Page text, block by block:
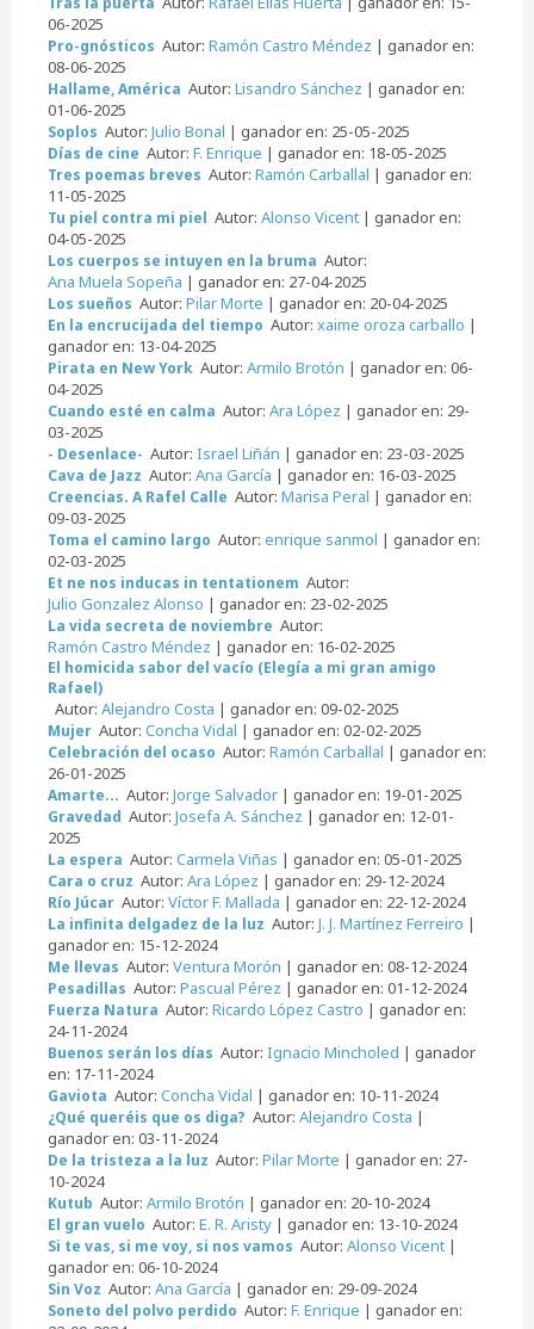
06-2025
Pro-gnósticos Autor: Ramón Castro Méndez | ganador en:
08-06-2025
Hallame, América Autor: Lisandro Sánchez | ganador en:
01-06-2025
Soplos Autor: Julio Bonal | ganador en: 25-05-2025
Días de cine Autor: F. Enrique | ganador en: 18-05-2025
Tres poemas breves Autor: Ramón Carballal | ganador en:
11-05-2025
Tu piel contra mi piel Autor: Alonso Vicent | ganador en:
04-05-2025
Los cuerpos se intuyen en la bruma Autor:
Ana Muela Sopeña | ganador en: 27-04-2025
Los sueños Autor: Pilar Morte | ganador en: 20-04-2025
En la encrucijada del tiempo Autor: xaime oroza carballo |
ganador en: 13-04-2025
Pirata en New York Autor: Armilo Brotón | ganador en: 06-
04-2025
Cuando esté en calma Autor: Ara López | ganador en: 29-
03-2025
- Desenlace- Autor: Israel Liñán | ganador en: 23-03-2025
Cava de Jazz Autor: Ana García | ganador en: 16-03-2025
Creencias. A Rafel Calle Autor: Marisa Peral | ganador en:
09-03-2025
Toma el camino largo Autor: enrique sanmol | ganador en:
02-03-2025
Et ne nos inducas in tentationem Autor:
Julio Gonzalez Alonso | ganador en: 23-02-2025
La vida secreta de noviembre Autor:
Ramón Castro Méndez | ganador en: 16-02-2025
El homicida sabor del vacío (Elegía a mi gran amigo
Rafael)
Autor: Alejandro Costa | ganador en: 09-02-2025
Mujer Autor: Concha Vidal | ganador en: 02-02-2025
Celebración del ocaso Autor: Ramón Carballal | ganador en:
26-01-2025
Amarte... Autor: Jorge Salvador | ganador en: 19-01-2025
Gravedad Autor: Josefa A. Sánchez | ganador en: 12-01-
2025
La espera Autor: Carmela Viñas | ganador en: 05-01-2025
Cara o cruz Autor: Ara López | ganador en: 29-12-2024
Río Júcar Autor: Víctor F. Mallada | ganador en: 22-12-2024
La infinita delgadez de la luz Autor: J. J. Martínez Ferreiro |
ganador en: 15-12-2024
Me llevas Autor: Ventura Morón | ganador en: 08-12-2024
Pesadillas Autor: Pascual Pérez | ganador en: 01-12-2024
Fuerza Natura Autor: Ricardo López Castro | ganador en:
24-11-2024
Buenos serán los días Autor: Ignacio Mincholed | ganador
en: 17-11-2024
Gaviota Autor: Concha Vidal | ganador en: 10-11-2024
¿Qué queréis que os diga? Autor: Alejandro Costa |
ganador en: 03-11-2024
De la tristeza a la luz Autor: Pilar Morte | ganador en: 27-
10-2024
Kutub Autor: Armilo Brotón | ganador en: 20-10-2024
El gran vuelo Autor: E. R. Aristy | ganador en: 13-10-2024
Si te vas, si me voy, si nos vamos Autor: Alonso Vicent |
ganador en: 06-10-2024
Sin Voz Autor: Ana García | ganador en: 29-09-2024
Soneto del polvo perdido Autor: F. Enrique | ganador en: